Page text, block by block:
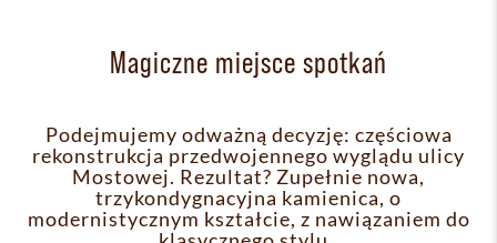
Magiczne miejsce spotkań
Podejmujemy odważną decyzję: częściowa
rekonstrukcja przedwojennego wyglądu ulicy
Mostowej. Rezultat? Zupełnie nowa,
trzykondygnacyjna kamienica, o
modernistycznym kształcie, z nawiązaniem do